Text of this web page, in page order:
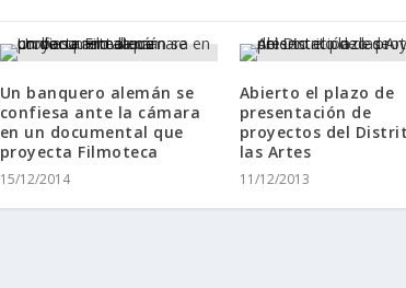
Un banquero alemán se
confiesa ante la cámara
en un documental que
proyecta Filmoteca
15/12/2014
Abierto el plazo de
presentación de
proyectos del
las Artes
11/12/2013